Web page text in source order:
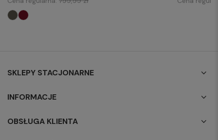
SKLEPY STACJONARNE
INFORMACJE
OBSŁUGA KLIENTA